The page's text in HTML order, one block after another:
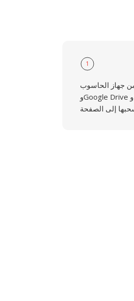
1
جهاز الحاسوب
وGoogle Drive وDropbox، ورابط URL أو